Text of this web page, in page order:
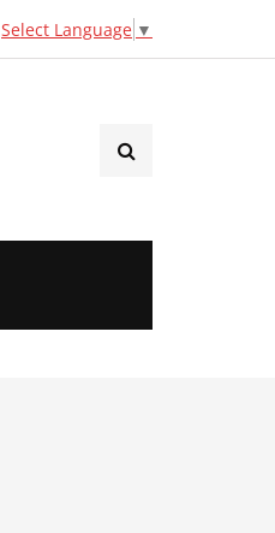
Select Language ▼